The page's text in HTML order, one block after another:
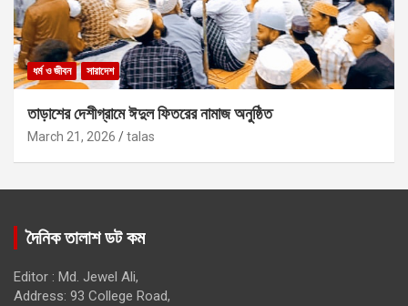
ধর্ম ও জীবন সারাদেশ
তাড়াশের দেশীগ্রামে ঈদুল ফিতরের নামাজ অনুষ্ঠিত
March 21, 2026 talas
দৈনিক তালাশ ডট কম
Editor : Md. Jewel Ali,
Address: 93 College Road,